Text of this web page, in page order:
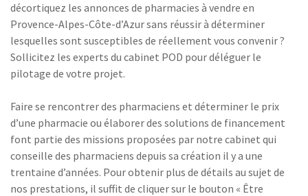
décortiquez les annonces de pharmacies à vendre en
Provence-Alpes-Côte-d’Azur sans réussir à déterminer
lesquelles sont susceptibles de réellement vous convenir ?
Sollicitez les experts du cabinet POD pour déléguer le
pilotage de votre projet.
Faire se rencontrer des pharmaciens et déterminer le prix
d’une pharmacie ou élaborer des solutions de financement
font partie des missions proposées par notre cabinet qui
conseille des pharmaciens depuis sa création il y a une
trentaine d’années. Pour obtenir plus de détails au sujet de
nos prestations, il suffit de cliquer sur le bouton « Être